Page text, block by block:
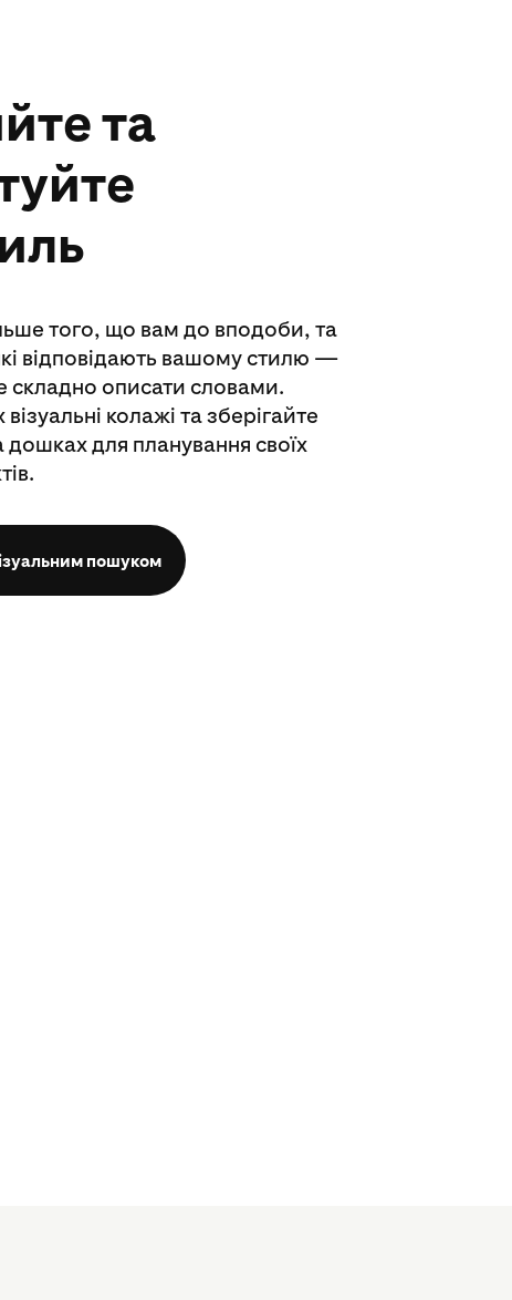
та
того, що вам до вподоби, та
відповідають вашому стилю —
складно описати словами.
колажі та зберігайте
дошках для планування своїх
пошуком